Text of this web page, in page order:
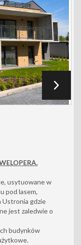
usytuowane w
pod lasem,
Ustronia gdzie
jest zaledwie o
budynków